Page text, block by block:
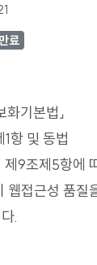
만료
화기본법」
항 및 동법
제9조제5항에
웹접근성 품질
.